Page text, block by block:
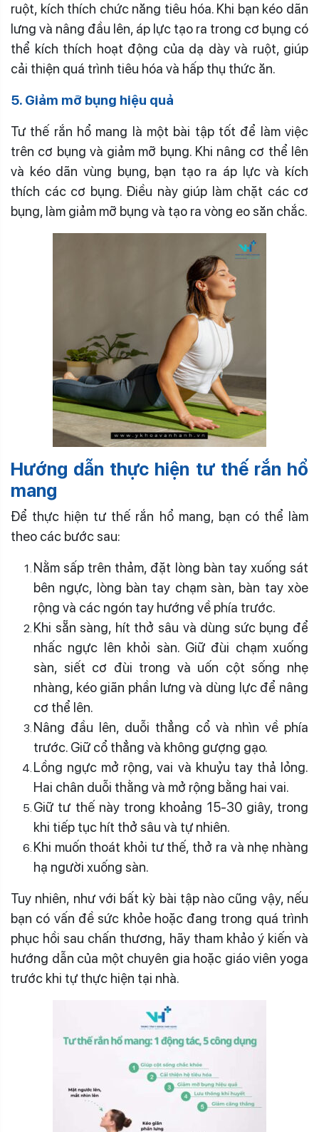
ruột, kích thích chức năng tiêu hóa. Khi bạn kéo dãn
lưng và nâng đầu lên, áp lực tạo ra trong cơ bụng có
thể kích thích hoạt động của dạ dày và ruột, giúp
cải thiện quá trình tiêu hóa và hấp thụ thức ăn.
5. Giảm mỡ bụng hiệu quả
Tư thế rắn hổ mang là một bài tập tốt để làm việc
trên cơ bụng và giảm mỡ bụng. Khi nâng cơ thể lên
và kéo dãn vùng bụng, bạn tạo ra áp lực và kích
thích các cơ bụng. Điều này giúp làm chặt các cơ
bụng, làm giảm mỡ bụng và tạo ra vòng eo săn chắc.
Hướng dẫn thực hiện tư thế rắn hổ
mang
Để thực hiện tư thế rắn hổ mang, bạn có thể làm
theo các bước sau:
Nằm sấp trên thảm, đặt lòng bàn tay xuống sát
bên ngực, lòng bàn tay chạm sàn, bàn tay xòe
rộng và các ngón tay hướng về phía trước.
Khi sẵn sàng, hít thở sâu và dùng sức bụng để
nhấc ngực lên khỏi sàn. Giữ đùi chạm xuống
sàn, siết cơ đùi trong và uốn cột sống nhẹ
nhàng, kéo giãn phần lưng và dùng lực để nâng
cơ thể lên.
Nâng đầu lên, duỗi thẳng cổ và nhìn về phía
trước. Giữ cổ thẳng và không gượng gạo.
Lồng ngực mở rộng, vai và khuỷu tay thả lỏng.
Hai chân duỗi thằng và mở rộng bằng hai vai.
Giữ tư thế này trong khoảng 15-30 giây, trong
khi tiếp tục hít thở sâu và tự nhiên.
Khi muốn thoát khỏi tư thế, thở ra và nhẹ nhàng
hạ người xuống sàn.
Tuy nhiên, như với bất kỳ bài tập nào cũng vậy, nếu
bạn có vấn đề sức khỏe hoặc đang trong quá trình
phục hồi sau chấn thương, hãy tham khảo ý kiến ​​và
hướng dẫn của một chuyên gia hoặc giáo viên yoga
trước khi tự thực hiện tại nhà.